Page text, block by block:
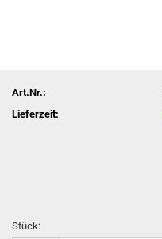
Art.Nr.:
Lieferzeit:
Stück: